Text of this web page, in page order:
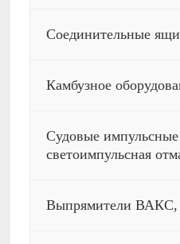
Соединительные
Камбузное
Судовые
светоимпульсная
Выпрямители